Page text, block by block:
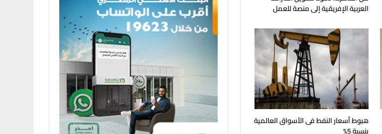
العربية الإفريقية إلى منصة للعمل
هبوط أسعار النفط فى الأسواق العالمية
بنسبة 5%